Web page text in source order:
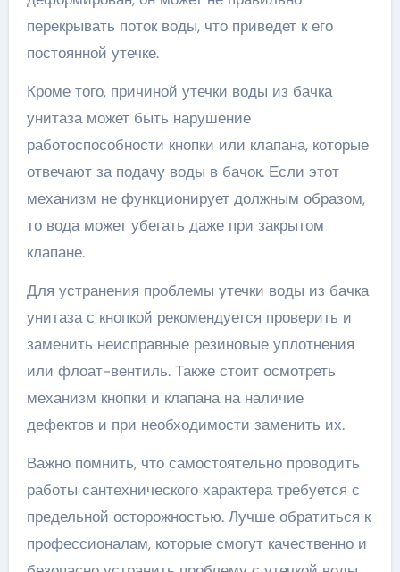
перекрывать поток воды, что приведет к его
постоянной утечке.
Кроме того, причиной утечки воды из бачка
унитаза может быть нарушение
работоспособности кнопки или клапана, которые
отвечают за подачу воды в бачок. Если этот
механизм не функционирует должным образом,
то вода может убегать даже при закрытом
клапане.
Для устранения проблемы утечки воды из бачка
унитаза с кнопкой рекомендуется проверить и
заменить неисправные резиновые уплотнения
или флоат-вентиль. Также стоит осмотреть
механизм кнопки и клапана на наличие
дефектов и при необходимости заменить их.
Важно помнить, что самостоятельно проводить
работы сантехнического характера требуется с
предельной осторожностью. Лучше обратиться к
профессионалам, которые смогут качественно и